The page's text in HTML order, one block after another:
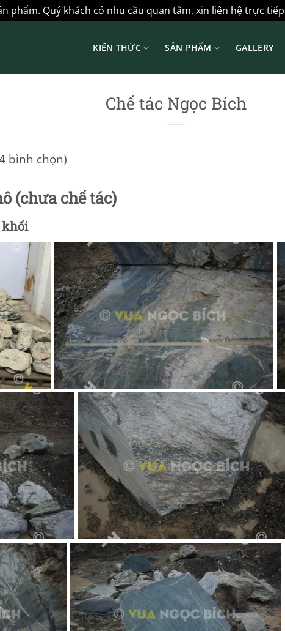
phẩm. Quý khách có nhu cầu quan tâm, xin liên hệ trực tiếp
KIẾN THỨC SẢN PHẨM GALLERY
Chế tác Ngọc Bích
bình chọn)
(chưa chế tác)
khối